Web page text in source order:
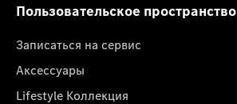
Пользовательское пространство
Записаться на сервис
Аксессуары
Lifestyle Коллекция